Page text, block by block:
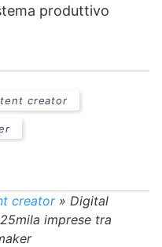
produttivo
creator
creator» Digital
imprese tra